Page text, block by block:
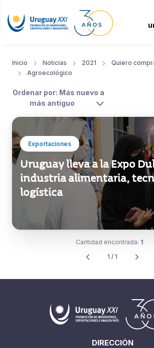
Inicio Noticias 2021 Quiero
Agroecológico
Ordenar por: Más nuevo a
más antiguo
Exportaciones
Uruguay lleva a la Expo
industria alimentaria,
logística
Cantidad encontrada: 1
1 / 1
DIRECCIÓN